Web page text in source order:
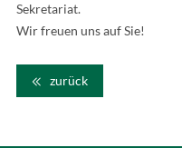
Sekretariat.
Wir freuen uns auf Sie!
zurück